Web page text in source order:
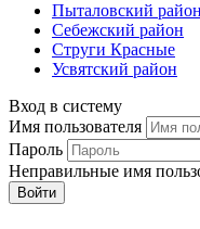
Пыталовский район
Себежский район
Струги Красные
Усвятский район
Вход в систему
Имя пользователя
Пароль
Неправильные имя
Войти